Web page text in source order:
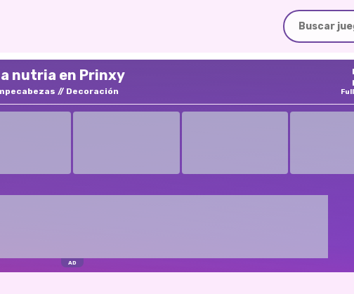
nutria en Prinxy
Decoración